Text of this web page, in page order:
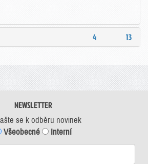
4 13
NEWSLETTER
se k odběru novinek
Všeobecné
Interní